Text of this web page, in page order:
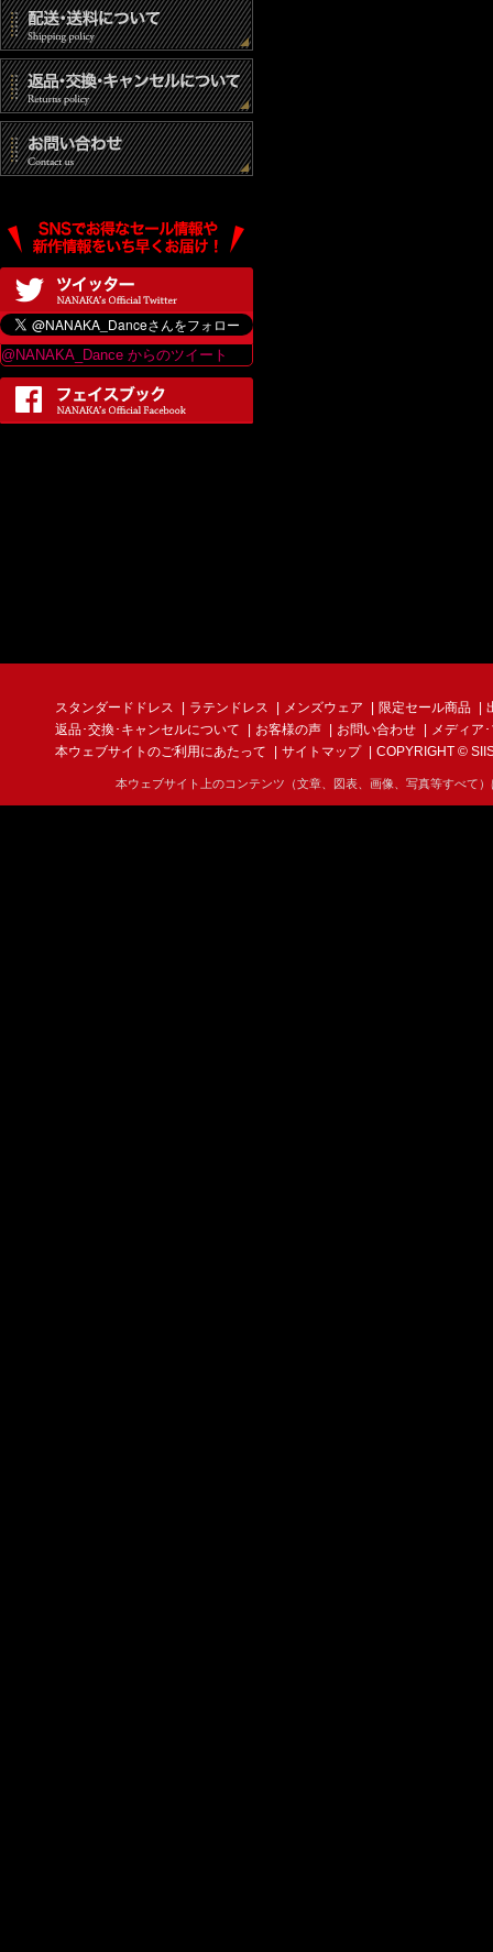
@NANAKA_Dance からのツイート
スタンダードドレス ラテンドレス メンズウェア 限定セール商品
返品･交換･キャンセルについて
お客様の声 お問い合わせ
メディア
本ウェブサイトのご利用にあたって
サイトマップ COPYRIGHT ©
本ウェブサイト上のコンテンツ（文章、図表、画像、写真等すべて